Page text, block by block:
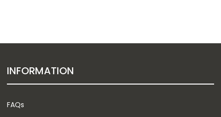
INFORMATION
FAQs